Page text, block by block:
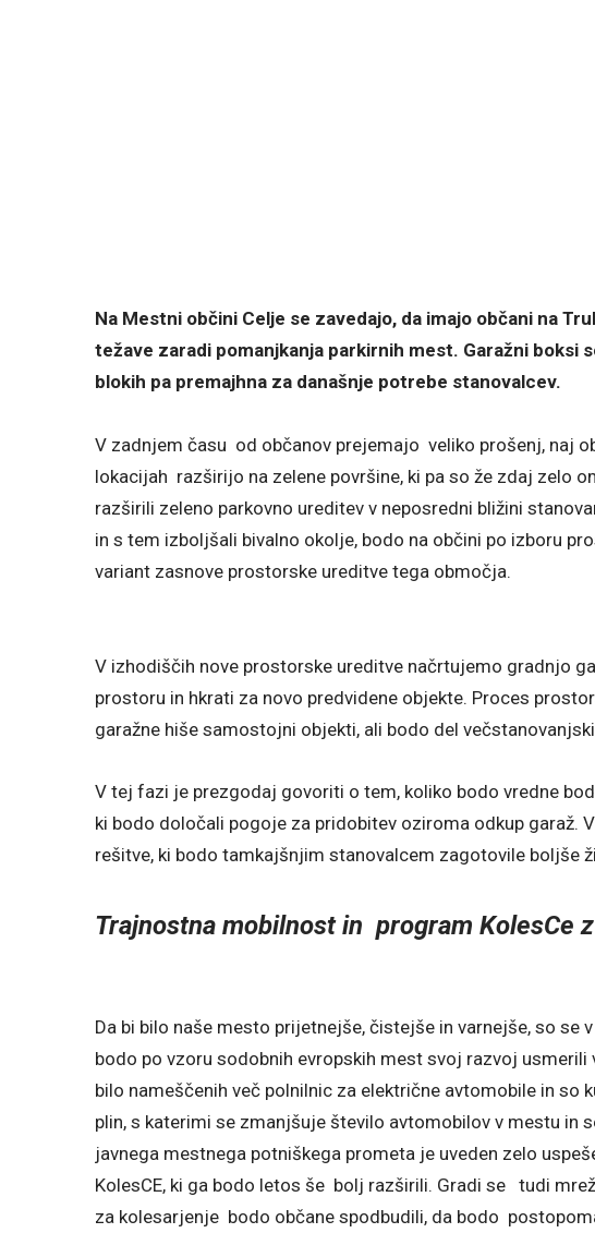
Na Mestni občini Celje se zavedajo, da imajo občani na
težave zaradi pomanjkanja parkirnih mest. Garažni boksi
blokih pa premajhna za današnje potrebe stanovalcev.
V zadnjem času od občanov prejemajo veliko prošenj, naj
lokacijah razširijo na zelene površine, ki pa so že zdaj zelo
razširili zeleno parkovno ureditev v neposredni bližini
in s tem izboljšali bivalno okolje, bodo na občini po izboru
variant zasnove prostorske ureditve tega območja.
V izhodiščih nove prostorske ureditve načrtujemo gradnjo
prostoru in hkrati za novo predvidene objekte. Proces
garažne hiše samostojni objekti, ali bodo del
V tej fazi je prezgodaj govoriti o tem, koliko bodo vredne
ki bodo določali pogoje za pridobitev oziroma odkup garaž.
rešitve, ki bodo tamkajšnjim stanovalcem zagotovile boljše
Trajnostna mobilnost in program KolesCe
Da bi bilo naše mesto prijetnejše, čistejše in varnejše, so se
bodo po vzoru sodobnih evropskih mest svoj razvoj
bilo nameščenih več polnilnic za električne avtomobile in so
plin, s katerimi se zmanjšuje število avtomobilov v mestu in
javnega mestnega potniškega prometa je uveden zelo
KolesCE, ki ga bodo letos še bolj razširili. Gradi se tudi
za kolesarjenje bodo občane spodbudili, da bodo